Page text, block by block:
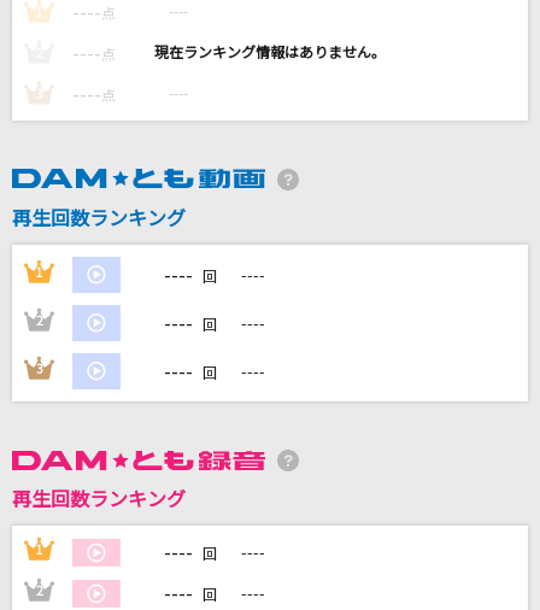
最高到達点(ONE PIECEアニメバージョン)
SEKAI NO OWARI(世界の終わり)
気づけよBaby
Mrs. GREEN APPLE
カラオケ最新情報をチェック！
1 ---- 点 ----
---- 点 ----
3 ---- 点 ----
再生回数ランキング
1 ---- 回 ----
2 ---- 回 ----
3 ---- 回 ----
再生回数ランキング
1 ---- 回 ----
2 ---- 回 ----